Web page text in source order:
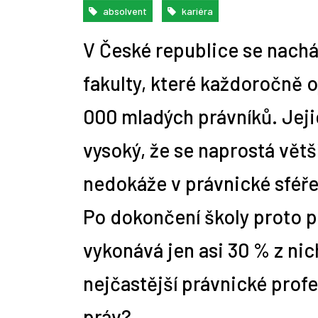
10 nejčastějších profesí
Zemědělskou rubriku
Alžběta Vítková mluví 9 jazyky,
osvojit si nový jazyk jí trvá pár
týdnů
10 rad, jak napsat správný mail
Úvod
pro
Jdi pracovat! jako stážista A je
1. díl: Mimouniverzitní aktivity
aneb soutěž Hledá se novinář!
Jaká
Repasované či předváděcí
notebooky a počítače: Žádný
problém!
Tip
absolvent kariéra
V České republice se
fakulty, které každoročně
000 mladých právníků.
vysoký, že se naprostá
nedokáže v právnické
Po dokončení školy proto
vykonává jen asi 30 % z
nejčastější právnické